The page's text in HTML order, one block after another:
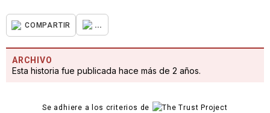
COMPARTIR ...
ARCHIVO
Esta historia fue publicada hace más de 2 años.
Se adhiere a los criterios de